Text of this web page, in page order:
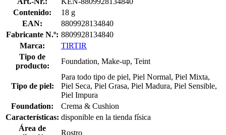
Contenido:
18 g
EAN:
8809928134840
Fabricante N.º: 8809928134840
Marca:
TIRTIR
Tipo de
producto:
Foundation, Make-up, Teint
Tipo de piel:
Para todo tipo de piel, Piel Normal, Piel Mixta,
Piel Seca, Piel Grasa, Piel Madura, Piel Sensible,
Piel Impura
Foundation:
Crema & Cushion
Características: disponible en la tienda física
Área de
Rostro